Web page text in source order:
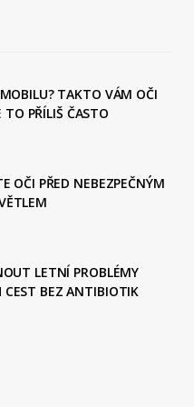
TAKTO VÁM OČI
TO PŘÍLIŠ ČASTO
OČI PŘED NEBEZPEČNÝM
LETNÍ PROBLÉMY
CEST BEZ ANTIBIOTIK